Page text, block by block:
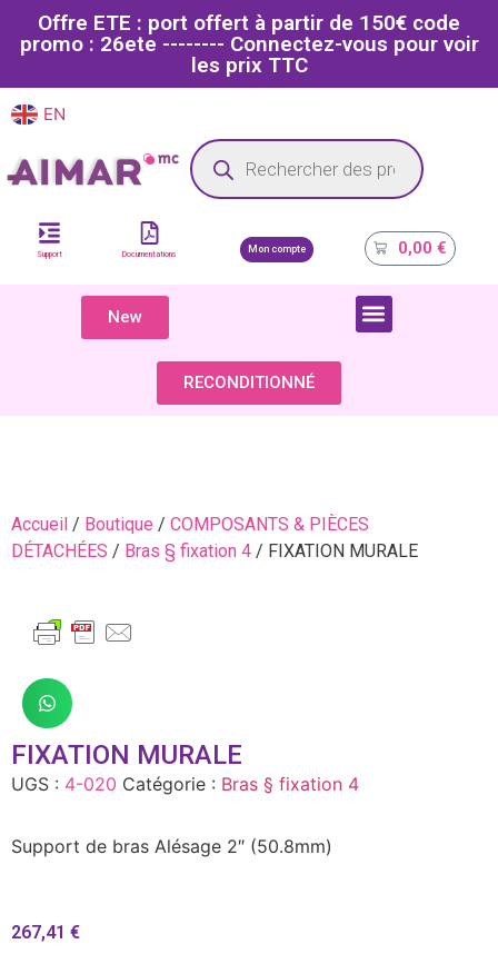
Offre ETE : port offert à partir de 150€ code
promo : 26ete -------- Connectez-vous pour voir
les prix TTC
EN
Site dédié aux professionnels de la santé
Support Documentations
Mon compte 0,00€
New
RECONDITIONNÉ
Accueil / Boutique / COMPOSANTS & PIÈCES
DÉTACHÉES / Bras § fixation 4 / FIXATION MURALE
FIXATION MURALE
UGS : 4-020 Catégorie : Bras § fixation 4
Support de bras Alésage 2″ (50.8mm)
267,41 €